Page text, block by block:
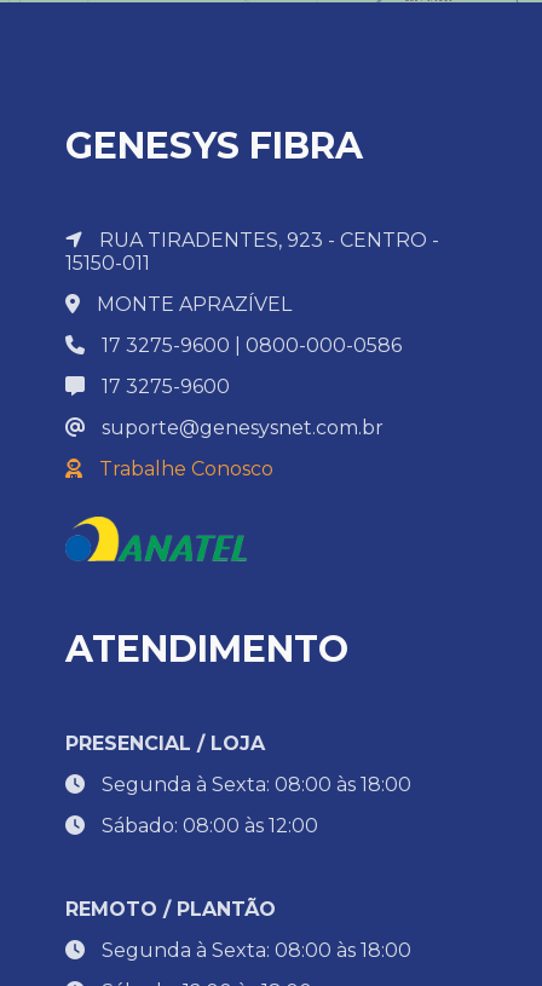
GENESYS FIBRA
RUA TIRADENTES, 923 - CENTRO -
15150-011
MONTE APRAZÍVEL
17 3275-9600 | 0800-000-0586
17 3275-9600
suporte@genesysnet.com.br
Trabalhe Conosco
ATENDIMENTO
PRESENCIAL / LOJA
Segunda à Sexta: 08:00 às 18:00
Sábado: 08:00 às 12:00
REMOTO / PLANTÃO
Segunda à Sexta: 08:00 às 18:00